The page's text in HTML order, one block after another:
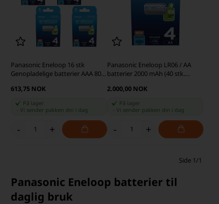
Panasonic Eneloop 16 stk
Genopladelige batterier AAA 800
613,75 NOK
På lager
-Vi sender pakken din i dag
- +
Panasonic Eneloop LR06 / AA
batterier 2000 mAh (40 stk.
2.000,00 NOK
På lager
Vi sender pakken din i dag
- +
Side 1/1
Panasonic Eneloop batterier til
daglig bruk